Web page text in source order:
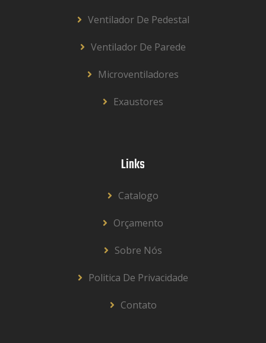
Ventilador De Pedestal
Ventilador De Parede
Microventiladores
Exaustores
Links
Catalogo
Orçamento
Sobre Nós
Politica De Privacidade
Contato